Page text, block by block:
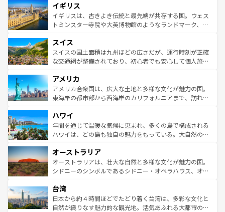
いる。シャンパンの発祥地であるランス、プロヴァンスの
香り高いラベンダー畑など、多彩な楽しみ方が可能だ。さ
らに、パリ以外の地域にも魅力が溢れており、どの街角に
れる地方に足を運ぶとそれぞれで全く異なる文化を体験で
きるだろう。 なお、新着のフランス情報はコンテンツ一覧
を参照してほしい。
顔を持つこの国は、どこを歩いても飽きることがない。ベ
ルリンの文化的活気、バイエルン州のアルプスの絶景、そ
してライン川沿いのワイン畑といった風景は必見。ビール
は、お酒好きな人にはぜひ体験してほしい。 なお、新着の
ドイツ情報はコンテンツ一覧を参照してほしい。
イギリス
イギリスは、古きよき伝統と最先端が共存する国。ウェス
トミンスター寺院や大英博物館のようなランドマーク、歴
リアごとに異なる魅力がある。また、優雅なアフタヌーン
ティー、ビール好きにはたまらない英国パブ、サッカー観
戦など、本場だからこそできる体験も豊富。イギリスを旅
ンツ一覧を参照してほしい。
スイス
スイスの国土面積は九州ほどの広さだが、運行時刻が正確
な交通網が整備されており、初心者でも安心して個人旅行
の建物がそのまま残る町や、スイスならではのユニークな
博物館もあり、アルプス観光だけでなく町歩きも満喫する
ことができる。国民の所得が高いため物価も高いが、旅行
ば市内交通費無料で観光を楽しむこともできる。 なお、新
着のスイス情報はコンテンツ一覧 を参照してほしい。
アメリカ
アメリカ合衆国は、広大な土地と多様な文化が魅力の国。
東海岸の都市部から西海岸のカリフォルニアまで、訪れる
のような巨大都市は、観光、ショッピング、エンターテイ
ンメントが詰まった刺激的なスポットだ。一方、アメリカ
西部には大自然が広がり、グランドキャニオンやイエロー
部のニューオーリンズでは、音楽と美食が融合した独特の
文化が魅力。旅行者はアメリカの各地域で異なる魅力を楽
しみながら、その多様性と豊かな歴史を感じることができ
ならではの贅沢な旅のスタイルだ。 なお、新着のアメリカ
情報はコンテンツ一覧を参照してほしい。
ハワイ
年間を通じて温暖な気候に恵まれ、多くの島で構成される
ハワイは、どの島も独自の魅力をもっている。大自然の神
ワイ島は見逃せない。また、定番の観光地といえばオアフ
島だが、静かな自然を求めるならマウイ島やカウアイ島が
おすすめ。エメラルドグリーンに輝く海をはじめ、豊かな
れるおもてなしの心で訪れる人々を迎えてくれるハワイの
人々、おいしいローカルフードやハワイアンミュージッ
ク、伝統的なフラダンスなど、すべてがハワイの魅力を彩
オーストラリア
オーストラリアは、壮大な自然と多様な文化が魅力の国。
シドニーのシンボルであるシドニー・オペラハウス、オー
リアリーフや大陸中央部にそびえるウルル（エアーズロッ
ク）、タスマニアの美しい原生林やケアンズの熱帯雨林な
ど、見どころがたくさん。また、カフェやワイン、オージ
台湾
日本から約４時間ほどでたどり着く台湾は、多彩な文化と
自然が織りなす魅力的な観光地。活気あふれる大都市の台